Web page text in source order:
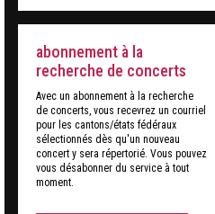
abonnement à la
recherche de concerts
Avec un abonnement à la recherche
de concerts, vous recevrez un courriel
pour les cantons/états fédéraux
sélectionnés dès qu'un nouveau
concert y sera répertorié. Vous pouvez
vous désabonner du service à tout
moment.